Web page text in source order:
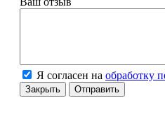
Я согласен на обработку
Закрыть Отправить